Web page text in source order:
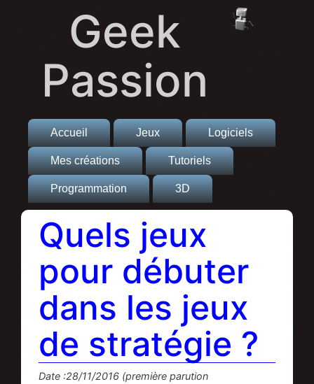
Geek
Passion
Accueil Jeux Logiciels
Mes créations Tutoriels
Programmation 3D
Quels jeux
pour débuter
dans les jeux
de stratégie ?
Date :28/11/2016 (première parution